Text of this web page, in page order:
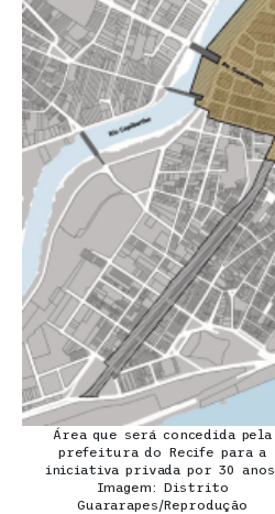
Área que será concedida pela
prefeitura do Recife para a
iniciativa privada por 30 anos.
Imagem: Distrito
Guararapes/Reprodução